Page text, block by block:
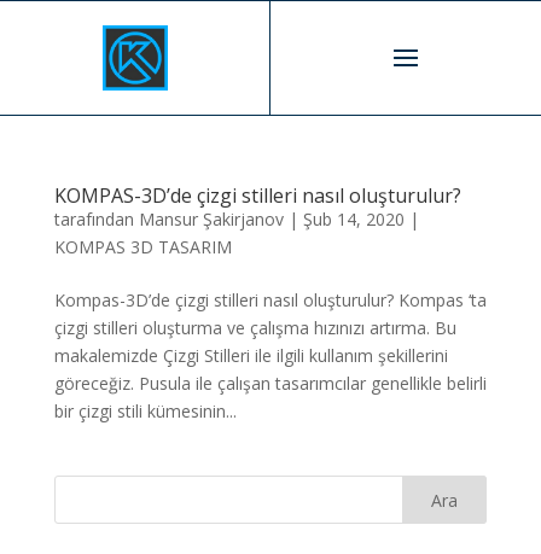
KOMPAS-3D’de çizgi stilleri nasıl oluşturulur?
tarafından Mansur Şakirjanov| Şub 14, 2020 |
KOMPAS 3D TASARIM
Kompas-3D’de çizgi stilleri nasıl oluşturulur? Kompas ‘ta
çizgi stilleri oluşturma ve çalışma hızınızı artırma. Bu
makalemizde Çizgi Stilleri ile ilgili kullanım şekillerini
göreceğiz. Pusula ile çalışan tasarımcılar genellikle belirli
bir çizgi stili kümesinin...